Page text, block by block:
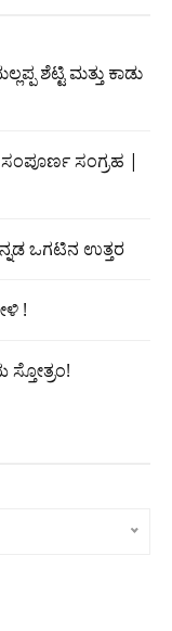
ಶೆಟ್ಟಿ ಮತ್ತು ಕಾಡು
ಸಂಗ್ರಹ |
ಒಗಟಿನ ಉತ್ತರ
!